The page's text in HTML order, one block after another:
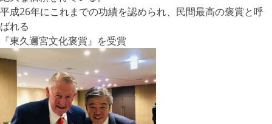
平成26年にこれまでの功績を認められ、民間最高の褒賞と呼
ばれる
『東久邇宮文化褒賞』を受賞